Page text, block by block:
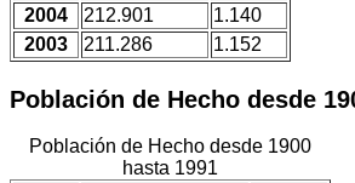
2004
212.901
1.140
2003
211.286 1.152
Población de Hecho desde
Población de Hecho desde 1900
hasta 1991